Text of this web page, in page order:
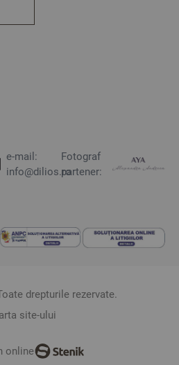
e-mail:
info@dilios.ro
Fotograf
partener:
drepturile rezervate.
site-ului
online